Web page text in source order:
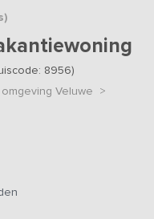
)
8956)
omgeving Veluwe >